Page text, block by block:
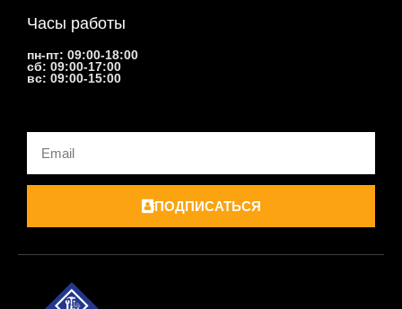
Часы работы
пн-пт: 09:00-18:00
сб: 09:00-17:00
вс: 09:00-15:00
Email
ПОДПИСАТЬСЯ